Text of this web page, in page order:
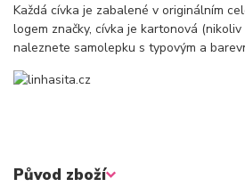
Každá cívka je zabalené v originálním
logem značky, cívka je kartonová
naleznete samolepku s typovým a
Původ zboží